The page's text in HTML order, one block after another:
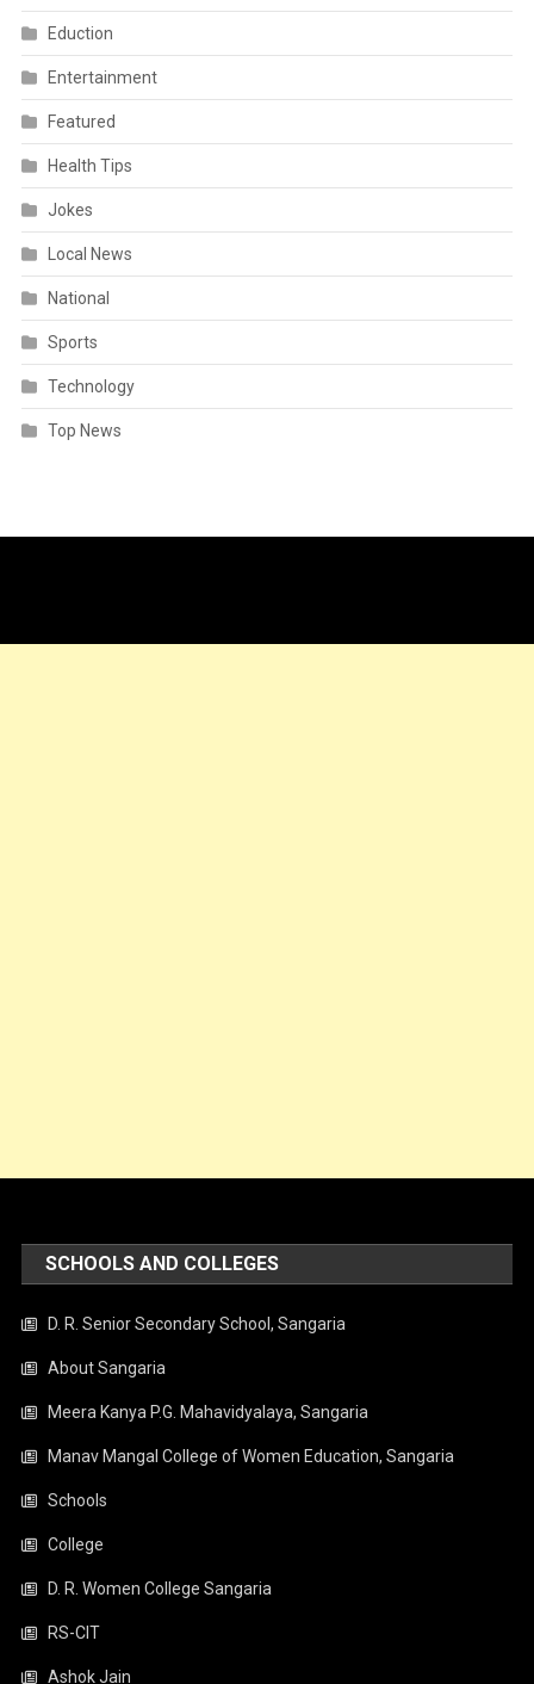
Eduction
Entertainment
Featured
Health Tips
Jokes
Local News
National
Sports
Technology
Top News
SCHOOLS AND COLLEGES
D. R. Senior Secondary School, Sangaria
About Sangaria
Meera Kanya P.G. Mahavidyalaya, Sangaria
Manav Mangal College of Women Education, Sangaria
Schools
College
D. R. Women College Sangaria
RS-CIT
Ashok Jain